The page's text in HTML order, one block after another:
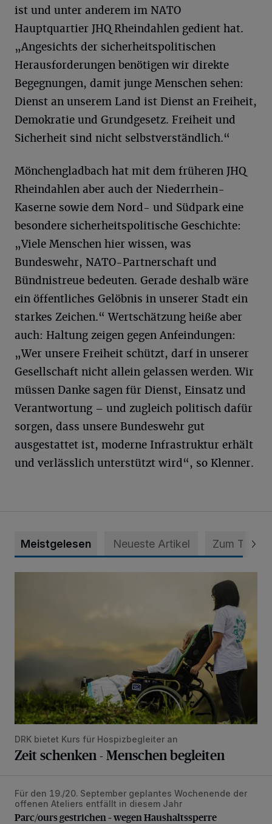
ist und unter anderem im NATO
Hauptquartier JHQ Rheindahlen gedient hat.
„Angesichts der sicherheitspolitischen
Herausforderungen benötigen wir direkte
Begegnungen, damit junge Menschen sehen:
Dienst an unserem Land ist Dienst an Freiheit,
Demokratie und Grundgesetz. Freiheit und
Sicherheit sind nicht selbstverständlich.“
Mönchengladbach hat mit dem früheren JHQ
Rheindahlen aber auch der Niederrhein-
Kaserne sowie dem Nord- und Südpark eine
besondere sicherheitspolitische Geschichte:
„Viele Menschen hier wissen, was
Bundeswehr, NATO-Partnerschaft und
Bündnistreue bedeuten. Gerade deshalb wäre
ein öffentliches Gelöbnis in unserer Stadt ein
starkes Zeichen.“ Wertschätzung heiße aber
auch: Haltung zeigen gegen Anfeindungen:
„Wer unsere Freiheit schützt, darf in unserer
Gesellschaft nicht allein gelassen werden. Wir
müssen Danke sagen für Dienst, Einsatz und
Verantwortung – und zugleich politisch dafür
sorgen, dass unsere Bundeswehr gut
ausgestattet ist, moderne Infrastruktur erhält
und verlässlich unterstützt wird“, so Klenner.
Meistgelesen Neueste Artikel Zum Thema
DRK bietet Kurs für Hospizbegleiter an
Zeit schenken - Menschen begleiten
Parc/ours gestrichen – wegen Haushaltssperre
Für den 19./20. September geplantes Wochenende der
offenen Ateliers entfällt in diesem Jahr
Parc/ours gestrichen – wegen Haushaltssperre